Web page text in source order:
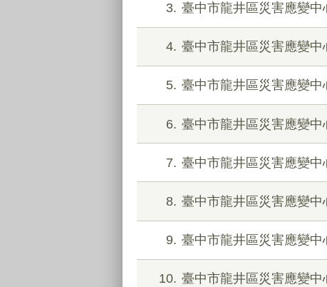
3 臺中市龍井區災害應變
4 臺中市龍井區災害應變
5 臺中市龍井區災害應變
6 臺中市龍井區災害應變
7 臺中市龍井區災害應變
8 臺中市龍井區災害應變
9 臺中市龍井區災害應變
10 臺中市龍井區災害應變